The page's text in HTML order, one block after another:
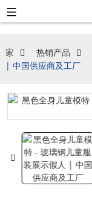
家 热销产品
| 中国供应商及工厂